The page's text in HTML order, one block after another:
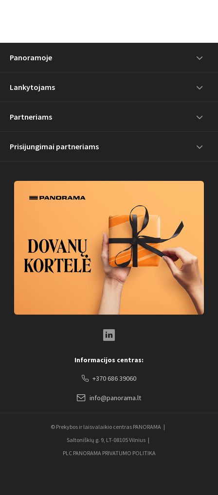
Panoramoje
Lankytojams
Partneriams
Prisijungimai partneriams
Informacijos centras:
+370 686 39060
info@panorama.lt
© Prekybos ir laisvalaikio centras PANORAMA
Saltoniškių g. 9, LT-08105 Vilnius
PLC PANORAMA PRIVATUMO POLITIKA